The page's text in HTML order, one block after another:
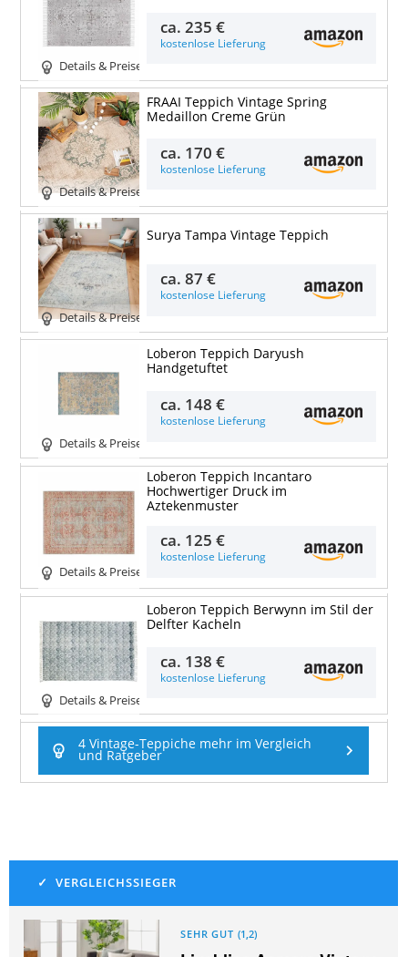
Details & Preise
ca.235 €
kostenlose Lieferung
Details & Preise
FRAAI Teppich Vintage Spring
Medaillon Creme Grün
ca. 170 €
kostenlose Lieferung
Details & Preise
Surya Tampa Vintage Teppich
ca.87 €
kostenlose Lieferung
Details & Preise
Loberon Teppich Daryush
Handgetuftet
ca. 148 €
kostenlose Lieferung
Details & Preise
Loberon Teppich Incantaro
Hochwertiger Druck im
Aztekenmuster
ca. 125 €
kostenlose Lieferung
Details & Preise
Loberon Teppich Berwynn im Stil der
Delfter Kacheln
ca. 138 €
kostenlose Lieferung
4 Vintage-Teppiche mehr im Vergleich
und Ratgeber
SEHR GUT (1,2)